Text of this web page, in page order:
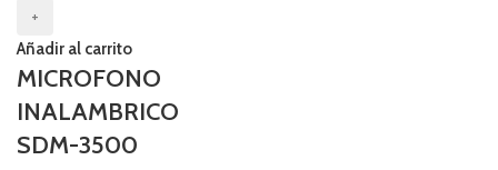
+
Añadir al carrito
MICROFONO
INALAMBRICO
SDM-3500